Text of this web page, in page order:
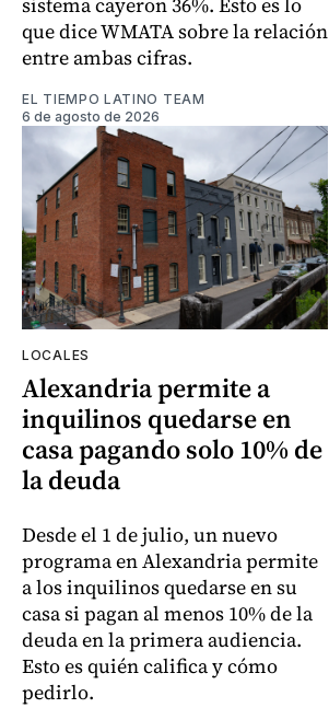
que dice WMATA sobre la relación
entre ambas cifras.
EL TIEMPO LATINO TEAM
6 de agosto de 2026
LOCALES
Alexandria permite a
inquilinos quedarse en
casa pagando solo 10% de
la deuda
Desde el 1 de julio, un nuevo
programa en Alexandria permite
a los inquilinos quedarse en su
casa si pagan al menos 10% de la
deuda en la primera audiencia.
Esto es quién califica y cómo
pedirlo.